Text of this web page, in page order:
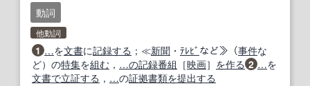
動詞
他動詞
1 …を文書に記録する ；≪新聞 ・ ﾃﾚﾋﾞ など≫（事件な
ど）の特集を組む ， …の記録番組 ［映画］ を作る 2 …を
文書で立証する ， …の証拠書類を提出する